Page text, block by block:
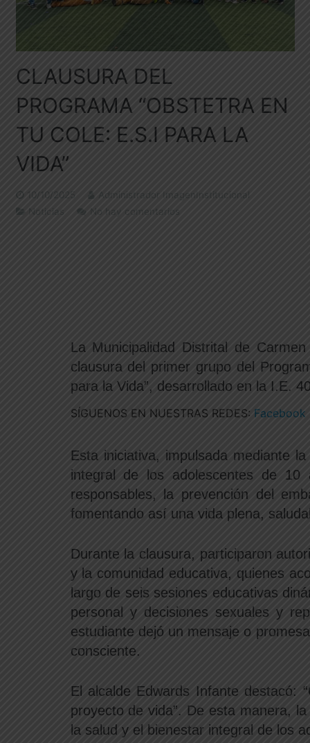
CLAUSURA DEL
PROGRAMA “OBSTETRA EN
TU COLE: E.S.I PARA LA
VIDA”
10/10/2025
Administrador ImagenInstitucional
Noticias
No hay comentarios
La Municipalidad Distrital de
clausura del primer grupo del
para la Vida”, desarrollado en la I.E.
SÍGUENOS EN NUESTRAS REDES: Facebook
Esta iniciativa, impulsada mediante
integral de los adolescentes de 10
responsables, la prevención del
fomentando así una vida plena,
Durante la clausura, participaron
y la comunidad educativa, quienes
largo de seis sesiones educativas
personal y decisiones sexuales y
estudiante dejó un mensaje o
consciente.
El alcalde Edwards Infante destacó:
proyecto de vida”. De esta manera,
la salud y el bienestar integral de los